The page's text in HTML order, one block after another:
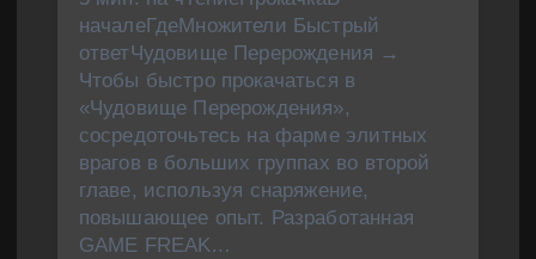
началеГдеМножители Быстрый
ответЧудовище Перерождения →
Чтобы быстро прокачаться в
«Чудовище Перерождения»,
сосредоточьтесь на фарме элитных
врагов в больших группах во второй
главе, используя снаряжение,
повышающее опыт. Разработанная
GAME FREAK…